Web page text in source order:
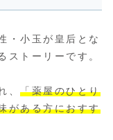
・小玉が皇后とな
ストーリーです。
、「薬屋のひとり
がある方におすす